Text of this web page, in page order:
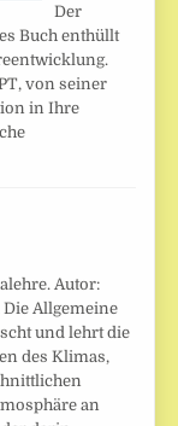
Der
Buch enthüllt
von seiner
in Ihre
Autor:
Allgemeine
und lehrt die
des Klimas,
an